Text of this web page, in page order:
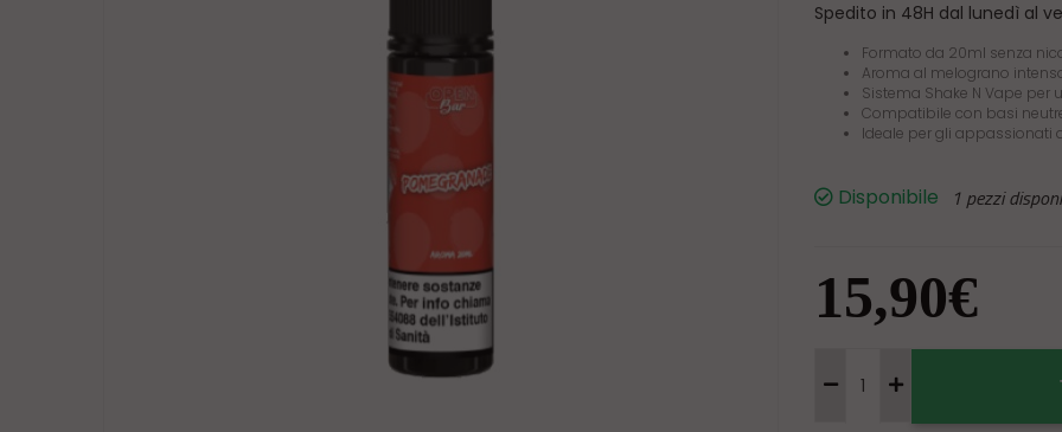
Spedito in 48H dal lunedì al
Formato da 20ml senza
Aroma al melograno
Sistema Shake N Vape per
Compatibile con basi
Ideale per gli appassionati
Disponibile 1 pezzi
15,90€